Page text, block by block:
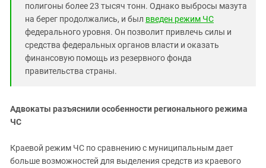
полигоны более 23 тысяч тонн. Однако выбросы мазута
на берег продолжались, и был введен режим ЧС
федерального уровня. Он позволит привлечь силы и
средства федеральных органов власти и оказать
финансовую помощь из резервного фонда
правительства страны.
Адвокаты разъяснили особенности регионального режима
ЧС
Краевой режим ЧС по сравнению с муниципальным дает
больше возможностей для выделения средств из краевого